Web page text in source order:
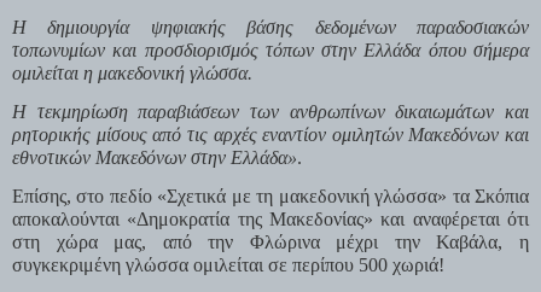
Η δημιουργία ψηφιακής βάσης δεδομένων παραδοσιακών
τοπωνυμίων και προσδιορισμός τόπων στην Ελλάδα όπου σήμερα
ομιλείται η μακεδονική γλώσσα.
Η τεκμηρίωση παραβιάσεων των ανθρωπίνων δικαιωμάτων και
ρητορικής μίσους από τις αρχές εναντίον ομιλητών Μακεδόνων και
εθνοτικών Μακεδόνων στην Ελλάδα».
Επίσης, στο πεδίο «Σχετικά με τη μακεδονική γλώσσα» τα Σκόπια
αποκαλούνται «Δημοκρατία της Μακεδονίας» και αναφέρεται ότι
στη χώρα μας, από την Φλώρινα μέχρι την Καβάλα, η
συγκεκριμένη γλώσσα ομιλείται σε περίπου 500 χωριά!